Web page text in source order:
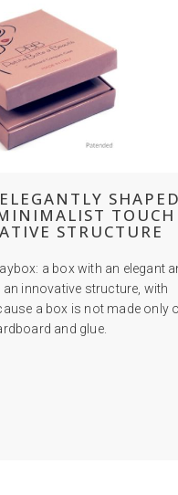
SHAPED
TOUCH
STRUCTURE
a box with an elegant
innovative structure, with
a box is not made only
and glue.